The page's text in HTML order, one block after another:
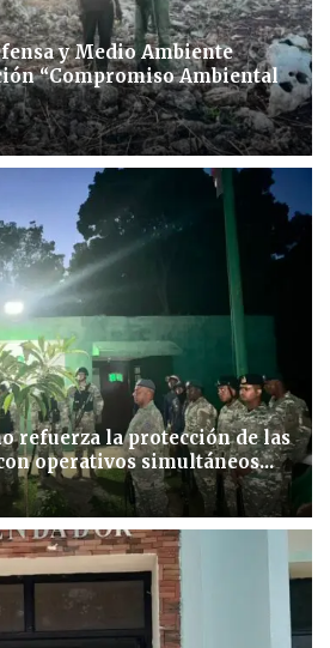
y Medio Ambiente
“Compromiso Ambiental
refuerza la protección de las
operativos simultáneos...